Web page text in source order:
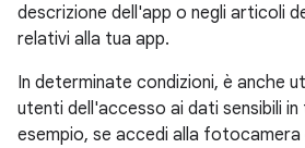
descrizione dell'app o negli articoli
relativi alla tua app.
In determinate condizioni, è anche
utenti dell'accesso ai dati sensibili in
esempio, se accedi alla